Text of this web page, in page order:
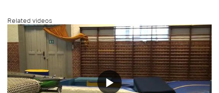
Related videos